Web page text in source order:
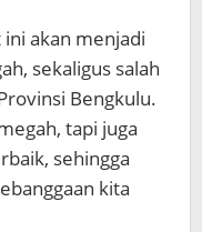
akan menjadi
sekaligus salah
Bengkulu.
tapi juga
sehingga
kita